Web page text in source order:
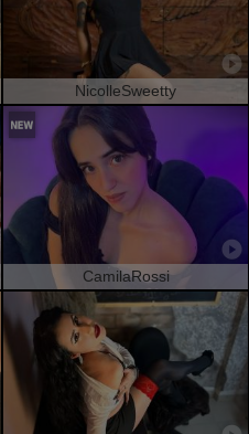
NicolleSweetty
CamilaRossi